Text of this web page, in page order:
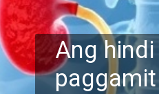
Ang